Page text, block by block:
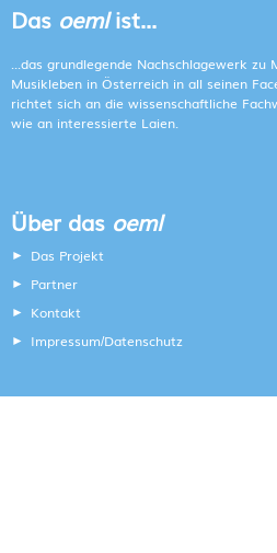
Das oemlist...
...das grundlegende Nachschlagewerk zu
Musikleben in Österreich in all seinen
richtet sich an die wissenschaftliche
wie an interessierte Laien.
Über das oeml
Das Projekt
Partner
Kontakt
Impressum/Datenschutz